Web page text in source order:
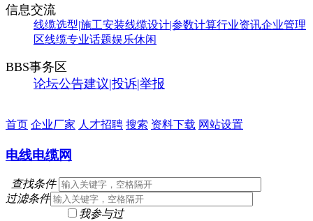
信息交流
线缆选型|施工安装线缆设计|参数计算行业资讯企业管理
区线缆专业话题娱乐休闲
BBS事务区
论坛公告建议|投诉|举报
首页 企业厂家 人才招聘 搜索 资料下载 网站设置
电线电缆网
查找条件
过滤条件
我参与过